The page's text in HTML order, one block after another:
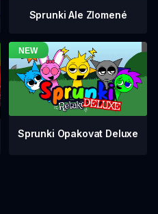
Sprunki Ale Zlomené
Sprunki Opakovat Deluxe